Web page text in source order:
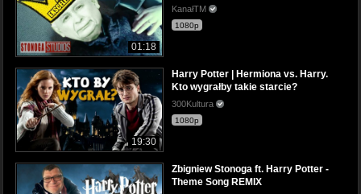
01:18
KanałTM
1080p
19:30
Harry Potter | Hermiona vs. Harry.
Kto wygrałby takie starcie?
300Kultura
1080p
Zbigniew Stonoga ft. Harry Potter -
Theme Song REMIX